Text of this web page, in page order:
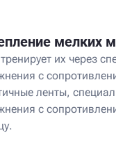
мелких
их через
с
ленты,
с